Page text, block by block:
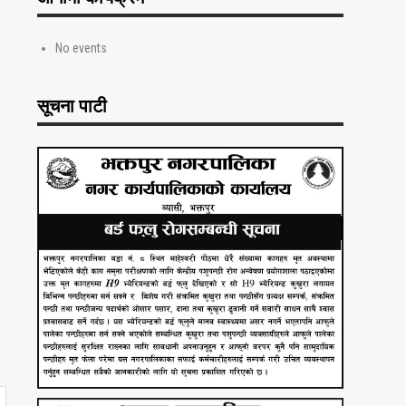
No events
सूचना पाटी